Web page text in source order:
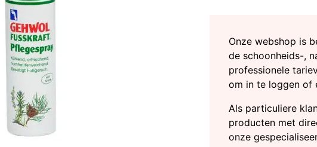
Onze webshop is
de schoonheids-,
professionele
om in te loggen of
Als particuliere
producten met
onze